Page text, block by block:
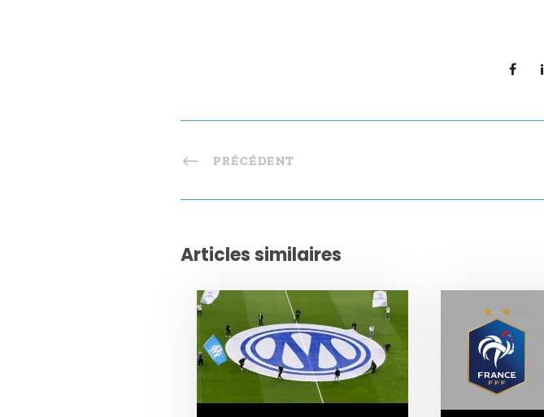
PRÉCÉDENT
Articles similaires